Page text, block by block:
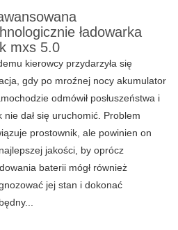
ładowarka
mxs 5.0
kierowcy przydarzyła się
gdy po mroźnej nocy akumulator
odmówił posłuszeństwa i
nie dał się uruchomić. Problem
prostownik, ale powinien on
jakości, by oprócz
baterii mógł również
jej stan i dokonać